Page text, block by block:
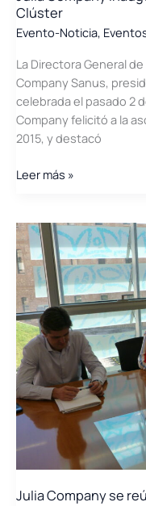
al
Clúster
Energía
de
la
Comunidad
Valenciana
participar
encuentro
intercluster
UE-
EEUU
Clúster
Evento-Noticia,
La Directora General
Company Sanus,
celebrada el pasado 2
Company felicitó a la
2015, y destacó
Julia
la
Asamblea
General
del
Clúster
Leer más »
Julia Company se